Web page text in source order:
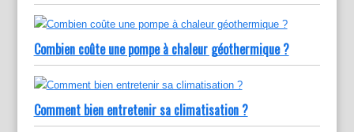
Combien coûte une pompe à chaleur géothermique ?
Comment bien entretenir sa climatisation ?